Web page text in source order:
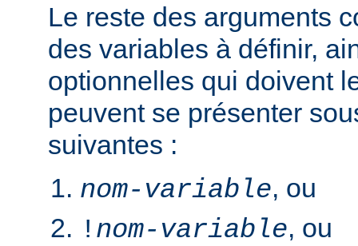
Le reste des arguments
des variables à définir,
optionnelles qui doivent
peuvent se présenter
suivantes :
nom-variable, ou
! nom-variable, ou